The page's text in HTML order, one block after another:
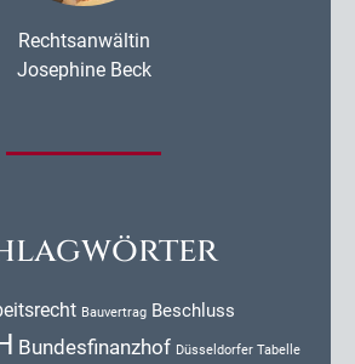
Rechtsanwältin
Josephine Beck
Bauvertrag Beschluss
Bundesfinanzhof Düsseldorfer Tabelle